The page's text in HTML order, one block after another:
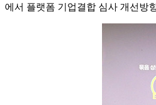
에서 플랫폼 기업결합 심사 개선방